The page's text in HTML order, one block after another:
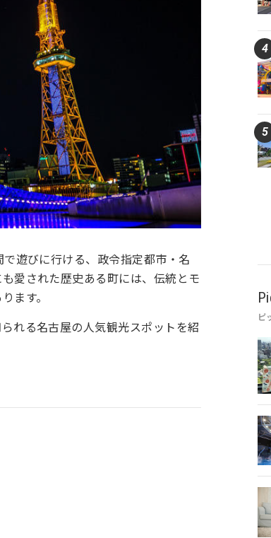
遊びに行ける、政令指定都市・名
愛された歴史ある町には、伝統とモ
ます。
れる名古屋の人気観光スポットを紹
ピ